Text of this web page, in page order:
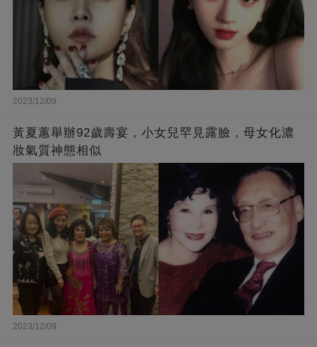
2023/12/09
黃夏蕙舉辦92歲壽宴，小女兒罕見露臉，母女化濃
妝氣質神態相似
2023/12/09